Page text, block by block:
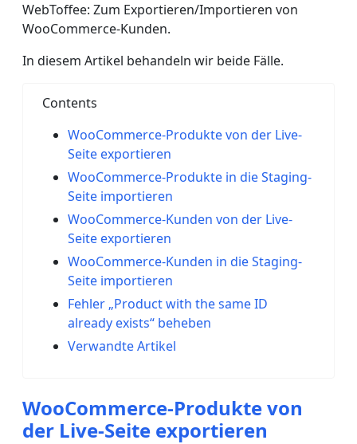
WebToffee: Zum Exportieren/Importieren von
WooCommerce-Kunden.
In diesem Artikel behandeln wir beide Fälle.
Contents
WooCommerce-Produkte von der Live-
Seite exportieren
WooCommerce-Produkte in die Staging-
Seite importieren
WooCommerce-Kunden von der Live-
Seite exportieren
WooCommerce-Kunden in die Staging-
Seite importieren
Fehler „Product with the same ID
already exists“ beheben
Verwandte Artikel
WooCommerce-Produkte von
der Live-Seite exportieren